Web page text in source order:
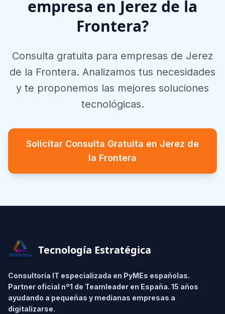
empresa en Jerez de la
Frontera?
Consulta gratuita para empresas de Jerez
de la Frontera. Analizamos tus necesidades
y te proponemos las mejores soluciones
tecnológicas.
Solicitar Consulta Gratuita en Jerez de
la Frontera
Tecnología Estratégica
Consultoría IT especializada en PyMEs españolas.
Partner oficial nº1 de Teamleader en España. 15 años
ayudando a pequeñas y medianas empresas a
digitalizarse.